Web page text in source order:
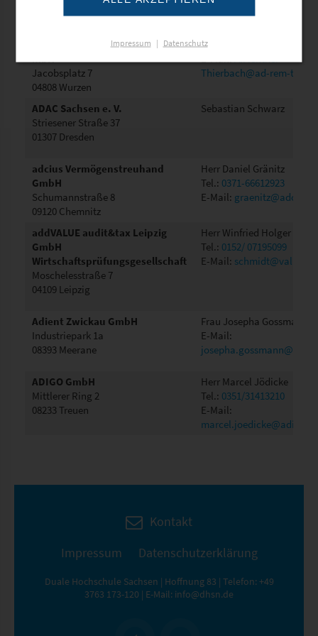
Steuerberatungs- gesellschaft
mbH
Jacobsplatz 7
04808 Wurzen
Tel.:
E-Mail:A.Fichtner-
Thierbach@ad-rem-tax.de
ADAC Sachsen e. V.
Striesener Straße 37
01307 Dresden
Sebastian Schwarz
adcius Vermögenstreuhand
GmbH
Schumannstraße 8
09120 Chemnitz
Herr Daniel Gränitz
Tel.: 0371-66612923
E-Mail:
addVALUE audit&tax Leipzig
GmbH
Wirtschaftsprüfungsgesellschaft
Moschelesstraße 7
04109 Leipzig
Herr Winfried Holger
Tel.: 0152/ 07195099
E-Mail: schmidt@value-
Adient Zwickau GmbH
Industriepark 1a
08393 Meerane
Frau Josepha Gossmann
E-Mail:
ADIGO GmbH
Mittlerer Ring 2
08233 Treuen
Herr Marcel Jödicke
Tel.: 0351/31413210
E-Mail:
Kontakt
Impressum
Datenschutzerklärung
Duale Hochschule Sachsen | Hoffnung 83 | Telefon: +49
3763 173-120 | E-Mail: info@dhsn.de
Impressum | Datenschutz